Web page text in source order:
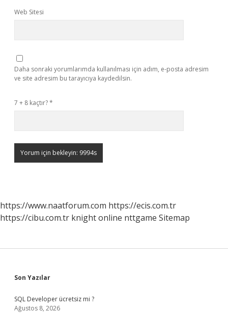
Web Sitesi
Daha sonraki yorumlarımda kullanılması için adım, e-posta adresim
ve site adresim bu tarayıcıya kaydedilsin.
7 + 8 kaçtır?*
https://www.naatforum.com https://ecis.com.tr
https://cibu.com.tr knight online nttgame Sitemap
Sidebar
Son Yazılar
SQL Developer ücretsiz mi ?
Ağustos 8, 2026